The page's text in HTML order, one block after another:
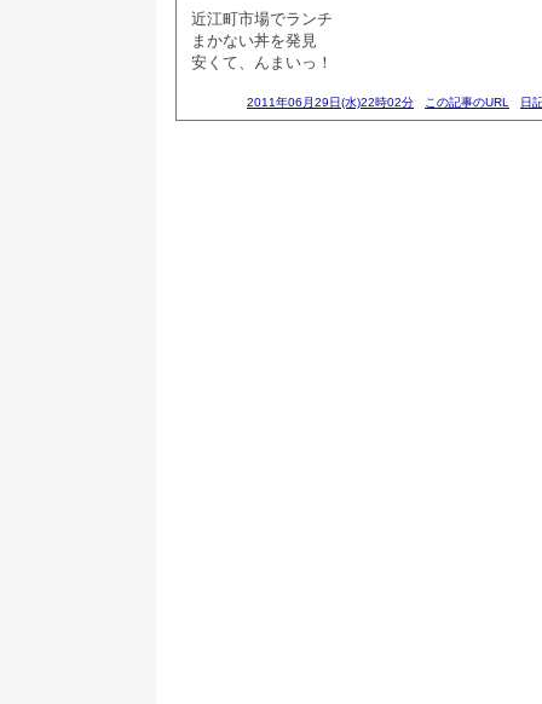
近江町市場でランチ
まかない丼を発見
安くて、んまいっ！
2011年06月29日(水)22時02分 この記事のURL 日